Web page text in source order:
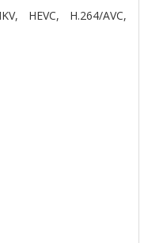
HEVC, H.264/AVC,